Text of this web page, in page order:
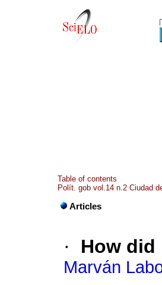
Table of contents
Polít. gob vol.14 n.2 Ciudad
Articles
· How did
Marván